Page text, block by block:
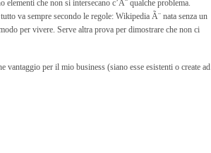
che non si intersecano c’Ã¨ qualche problema.
va sempre secondo le regole: Wikipedia Ã¨ nata senza un
per vivere. Serve altra prova per dimostrare che non ci
per il mio business (siano esse esistenti o create ad